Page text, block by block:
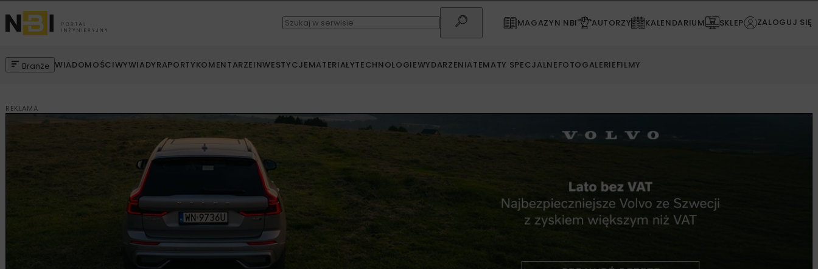
MAGAZYN NBI AUTORZY KALENDARIUM SKLEP ZALOGUJ SIĘ
Branże WIADOMOŚCIWYWIADYRAPORTYKOMENTARZEINWESTYCJEMATERIAŁYTECHNOLOGIEWYDARZENIATEMATY SPECJALNEFOTOGALERIEFILMY
REKLAMA